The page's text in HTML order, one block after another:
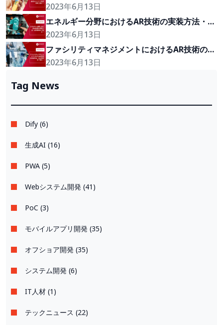
紹介！
2023年6月13日
エネルギー分野におけるAR技術の実装方法・応
用事例をご紹介！
2023年6月13日
ファシリティマネジメントにおけるAR技術の実
装方法・応用事例をご紹介！
2023年6月13日
Tag News
Dify (6)
生成AI (16)
PWA (5)
Webシステム開発 (41)
PoC (3)
モバイルアプリ開発 (35)
オフショア開発 (35)
システム開発 (6)
IT人材 (1)
テックニュース (22)